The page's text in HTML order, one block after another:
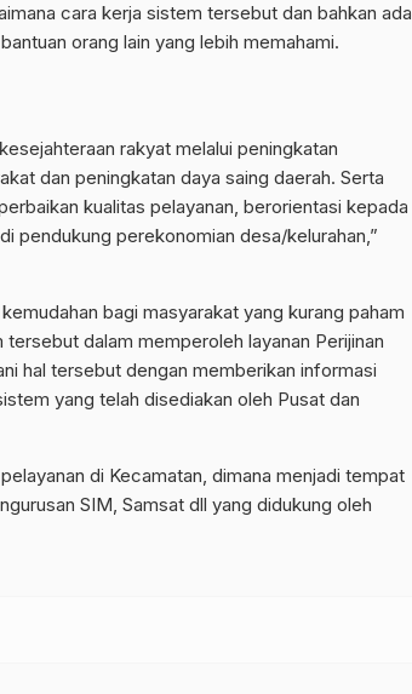
cara kerja sistem tersebut dan bahkan ada
orang lain yang lebih memahami.
rakyat melalui peningkatan
dan peningkatan daya saing daerah. Serta
kualitas pelayanan, berorientasi kepada
pendukung perekonomian desa/kelurahan,”
bagi masyarakat yang kurang paham
dalam memperoleh layanan Perijinan
hal tersebut dengan memberikan informasi
yang telah disediakan oleh Pusat dan
di Kecamatan, dimana menjadi tempat
SIM, Samsat dll yang didukung oleh